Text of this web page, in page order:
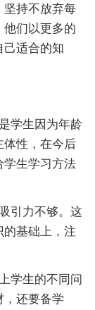
坚持不放弃每
他们以更多的
己适合的知
学生因为年龄
体性，在今后
学生学习方法
引力不够。这
的基础上，注
学生的不同问
，还要备学